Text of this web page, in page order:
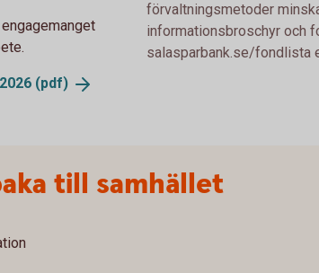
(pdf)
förvaltningsmetoder
informationsbroschyr och
salasparbank.se/fondlista
till samhället